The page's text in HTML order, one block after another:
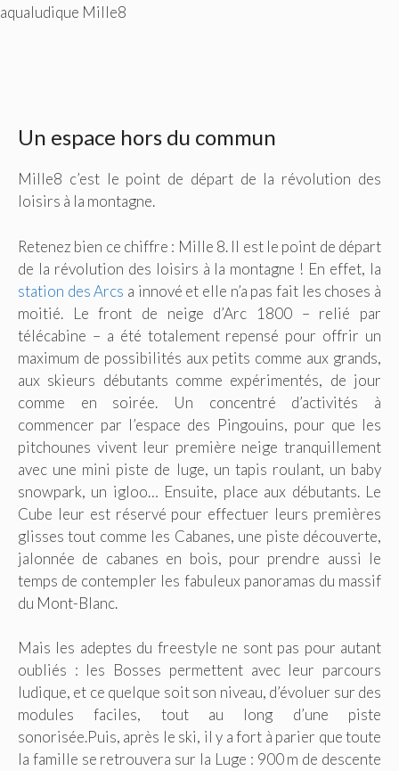
aqualudique Mille8
Un espace hors du commun
Mille8 c’est le point de départ de la révolution des
loisirs à la montagne.
Retenez bien ce chiffre : Mille 8. Il est le point de départ
de la révolution des loisirs à la montagne ! En effet, la
station des Arcs a innové et elle n’a pas fait les choses à
moitié. Le front de neige d’Arc 1800 – relié par
télécabine – a été totalement repensé pour offrir un
maximum de possibilités aux petits comme aux grands,
aux skieurs débutants comme expérimentés, de jour
comme en soirée. Un concentré d’activités à
commencer par l’espace des Pingouins, pour que les
pitchounes vivent leur première neige tranquillement
avec une mini piste de luge, un tapis roulant, un baby
snowpark, un igloo… Ensuite, place aux débutants. Le
Cube leur est réservé pour effectuer leurs premières
glisses tout comme les Cabanes, une piste découverte,
jalonnée de cabanes en bois, pour prendre aussi le
temps de contempler les fabuleux panoramas du massif
du Mont-Blanc.
Mais les adeptes du freestyle ne sont pas pour autant
oubliés : les Bosses permettent avec leur parcours
ludique, et ce quelque soit son niveau, d’évoluer sur des
modules faciles, tout au long d’une piste
sonorisée.Puis, après le ski, il y a fort à parier que toute
la famille se retrouvera sur la Luge : 900 m de descente